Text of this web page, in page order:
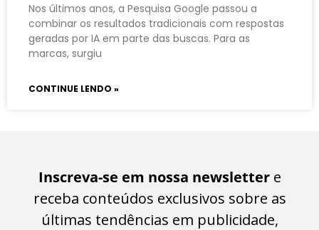
Nos últimos anos, a Pesquisa Google passou a
combinar os resultados tradicionais com respostas
geradas por IA em parte das buscas. Para as
marcas, surgiu
CONTINUE LENDO »
Inscreva-se em nossa newslettere
receba conteúdos exclusivos sobre as
últimas tendências em publicidade,